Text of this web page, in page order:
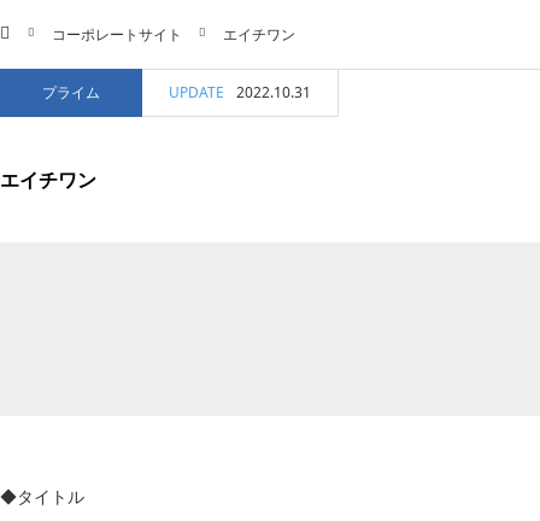
ホームコーポレートサイト エイチワン
プライム UPDATE 2022.10.31
エイチワン
◆タイトル